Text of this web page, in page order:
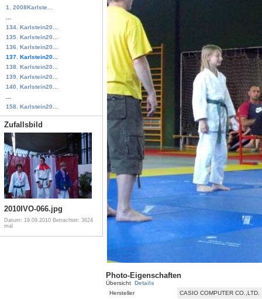
1. 2008Karlste...
134. Karlstein20...
135. Karlstein20...
136. Karlstein20...
137. Karlstein20...
138. Karlstein20...
139. Karlstein20...
140. Karlstein20...
158. Karlstein20...
Zufallsbild
2010IVO-066.jpg
Datum: 19.09.2010 Betrachtet: 3624
mal
Photo-Eigenschaften
Übersicht Details
Hersteller
CASIO COMPUTER CO.,LTD.